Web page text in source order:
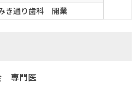
き通り歯科 開業
専門医